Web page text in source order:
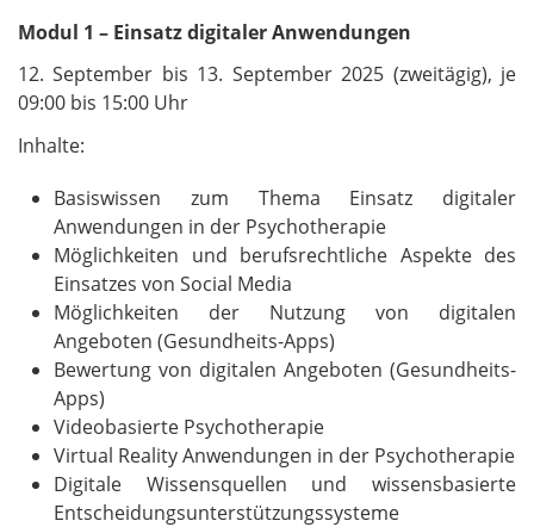
Modul 1 – Einsatz digitaler Anwendungen
12. September bis 13. September 2025 (zweitägig), je
09:00 bis 15:00 Uhr
Inhalte:
Basiswissen zum Thema Einsatz digitaler
Anwendungen in der Psychotherapie
Möglichkeiten und berufsrechtliche Aspekte des
Einsatzes von Social Media
Möglichkeiten der Nutzung von digitalen
Angeboten (Gesundheits-Apps)
Bewertung von digitalen Angeboten (Gesundheits-
Apps)
Videobasierte Psychotherapie
Virtual Reality Anwendungen in der Psychotherapie
Digitale Wissensquellen und wissensbasierte
Entscheidungsunterstützungssysteme